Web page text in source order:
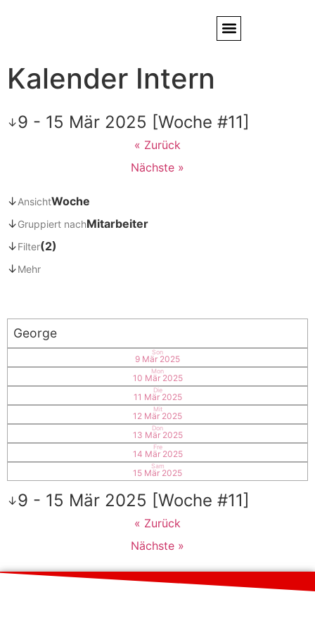
Kalender Intern
↓9 - 15 Mär 2025 [Woche #11]
« Zurück
Nächste »
↓AnsichtWoche
↓Gruppiert nachMitarbeiter
↓Filter(2)
↓Mehr
George
Son
9 Mär 2025
Mon
10 Mär 2025
Die
11 Mär 2025
Mit
12 Mär 2025
Don
13 Mär 2025
Fre
14 Mär 2025
Sam
15 Mär 2025
↓9 - 15 Mär 2025 [Woche #11]
« Zurück
Nächste »